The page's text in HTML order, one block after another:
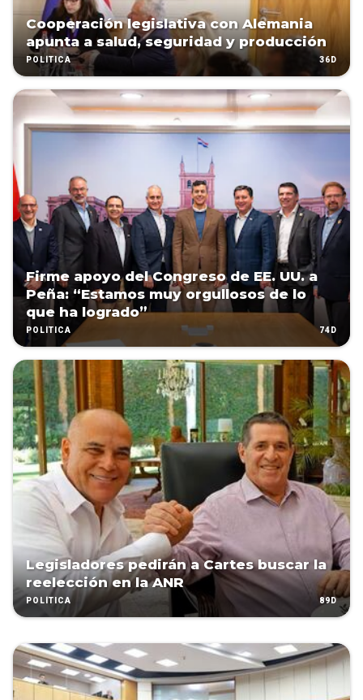
Cooperación legislativa con Alemania
apunta a salud, seguridad y producción
POLÍTICA 36D
Firme apoyo del Congreso de EE. UU. a
Peña: “Estamos muy orgullosos de lo
que ha logrado”
POLÍTICA 74D
Legisladores pedirán a Cartes buscar la
reelección en la ANR
POLÍTICA 89D